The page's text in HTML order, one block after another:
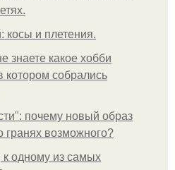
косы и плетения.
знаете какое хобби
котором собрались
почему новый образ
возможного?
одному из самых